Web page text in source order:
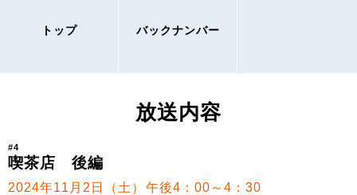
トップ バックナンバー
放送内容
#4
喫茶店 後編
2024年11月2日（土）午後4：00～4：30